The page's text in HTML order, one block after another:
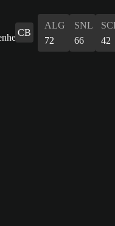
CB
ALG
72
SNL
66
42